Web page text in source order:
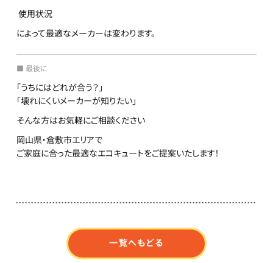
使用状況
によって最適なメーカーは変わります。
■ 最後に
「うちにはどれが合う？」
「壊れにくいメーカーが知りたい」
そんな方はお気軽にご相談ください
岡山県・倉敷市エリアで
ご家庭に合った最適なエコキュートをご提案いたします！
一覧へもどる